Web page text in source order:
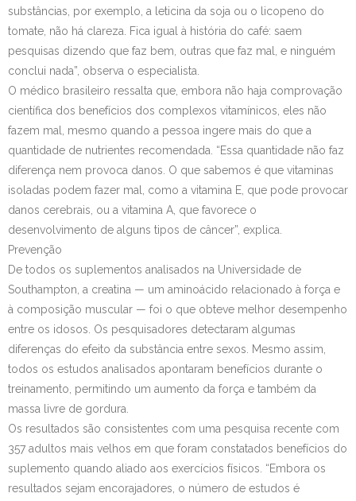
substâncias, por exemplo, a leticina da soja ou o licopeno do
tomate, não há clareza. Fica igual à história do café: saem
pesquisas dizendo que faz bem, outras que faz mal, e ninguém
conclui nada”, observa o especialista.
O médico brasileiro ressalta que, embora não haja comprovação
científica dos benefícios dos complexos vitamínicos, eles não
fazem mal, mesmo quando a pessoa ingere mais do que a
quantidade de nutrientes recomendada. “Essa quantidade não faz
diferença nem provoca danos. O que sabemos é que vitaminas
isoladas podem fazer mal, como a vitamina E, que pode provocar
danos cerebrais, ou a vitamina A, que favorece o
desenvolvimento de alguns tipos de câncer”, explica.
Prevenção
De todos os suplementos analisados na Universidade de
Southampton, a creatina — um aminoácido relacionado à força e
à composição muscular — foi o que obteve melhor desempenho
entre os idosos. Os pesquisadores detectaram algumas
diferenças do efeito da substância entre sexos. Mesmo assim,
todos os estudos analisados apontaram benefícios durante o
treinamento, permitindo um aumento da força e também da
massa livre de gordura.
Os resultados são consistentes com uma pesquisa recente com
357 adultos mais velhos em que foram constatados benefícios do
suplemento quando aliado aos exercícios físicos. “Embora os
resultados sejam encorajadores, o número de estudos é